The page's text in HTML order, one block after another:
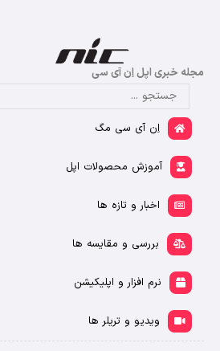
مجله خبری اپل اِن آی سی
اِن آی سی مگ
آموزش محصولات اپل
اخبار و تازه ها
بررسی و مقایسه ها
نرم افزار و اپلیکیشن
ویدیو و تریلر ها